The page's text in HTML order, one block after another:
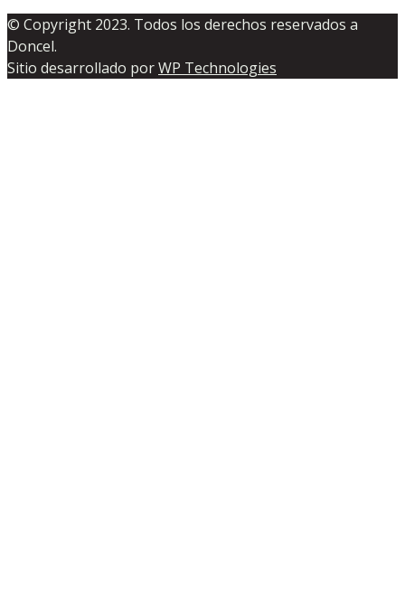
© Copyright 2023. Todos los derechos reservados a
Doncel.
Sitio desarrollado porWP Technologies